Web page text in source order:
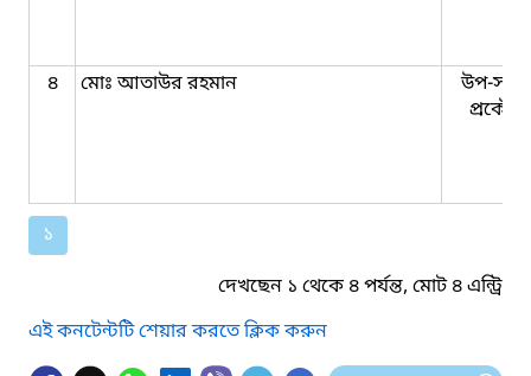
৪ মোঃ আতাউর রহমান
উপ-
১
দেখছেন ১ থেকে ৪ পর্যন্ত, মোট ৪ এন্ট্রি
এই কনটেন্টটি শেয়ার করতে ক্লিক করুন